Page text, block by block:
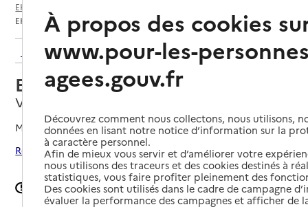
EHPAD par département
EHPAD Ma Providence
Retour aux résultats de l'annuaire
EHPAD Ma Providence
Valorbiquet, CALVADOS
Mis à jour le25/09/2025
Rechercher les établissements autour de Valorbiquet
Signaler une erreur
À propos des cookies
www.pour-les-
agees.gouv.fr
Découvrez comment nous collectons, nous utilisons,
données en lisant notre notice d’information sur la
à caractère personnel.
Afin de mieux vous servir et d’améliorer votre
nous utilisons des traceurs et des cookies destinés à
statistiques, vous faire profiter pleinement des
Des cookies sont utilisés dans le cadre de campagne
évaluer la performance des campagnes et afficher de